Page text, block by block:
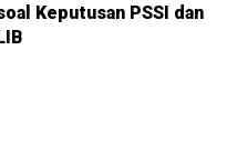
Keputusan PSSI dan